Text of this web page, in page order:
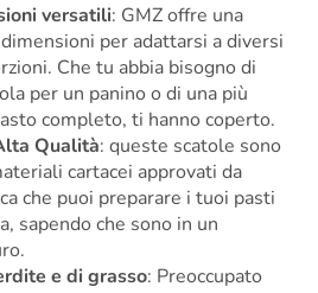
versatili: GMZ offre una
per adattarsi a diversi
Che tu abbia bisogno di
per un panino o di una più
completo, ti hanno coperto.
Qualità: queste scatole sono
cartacei approvati da
che puoi preparare i tuoi pasti
sapendo che sono in un
e di grasso: Preoccupato